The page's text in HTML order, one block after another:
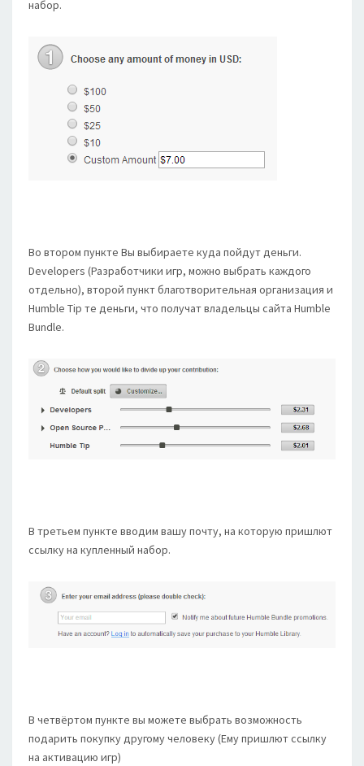
набор.
Во втором пункте Вы выбираете куда пойдут деньги.
Developers (Разработчики игр, можно выбрать каждого
отдельно), второй пункт благотворительная организация и
Humble Tip те деньги, что получат владельцы сайта Humble
Bundle.
В третьем пункте вводим вашу почту, на которую пришлют
ссылку на купленный набор.
В четвёртом пункте вы можете выбрать возможность
подарить покупку другому человеку (Ему пришлют ссылку
на активацию игр)